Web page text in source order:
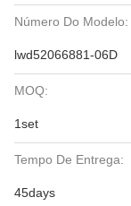
Número Do Modelo:
lwd52066881-06D
MOQ:
1set
Tempo De Entrega:
45days